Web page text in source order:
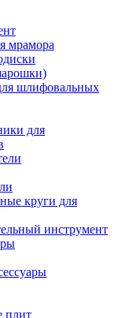
мрамора
шлифовальных
для
круги для
инструмент
плит